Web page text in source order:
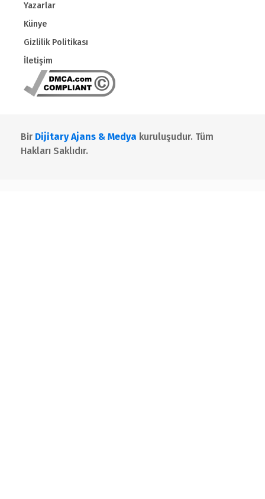
Yazarlar
Künye
Gizlilik Politikası
İletişim
Bir Dijitary Ajans & Medya kuruluşudur. Tüm
Hakları Saklıdır.